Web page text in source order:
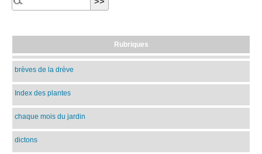
Rubriques
brèves de la drève
Index des plantes
chaque mois du jardin
dictons